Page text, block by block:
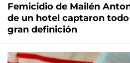
Femicidio de Mailén
de un hotel captaron
gran definición